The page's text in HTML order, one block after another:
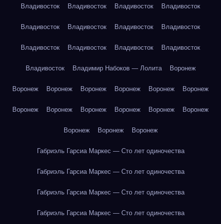
Владивосток Владивосток Владивосток Владивосток
Владивосток Владивосток Владивосток Владивосток
Владивосток Владивосток Владивосток Владивосток
Владивосток Владимир Набоков — Лолита Воронеж
Воронеж Воронеж Воронеж Воронеж Воронеж Воронеж
Воронеж Воронеж Воронеж Воронеж Воронеж Воронеж
Воронеж Воронеж Воронеж
Габриэль Гарсиа Маркес — Сто лет одиночества
Габриэль Гарсиа Маркес — Сто лет одиночества
Габриэль Гарсиа Маркес — Сто лет одиночества
Габриэль Гарсиа Маркес — Сто лет одиночества